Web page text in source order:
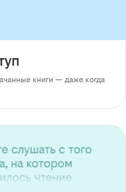
книги — даже когда